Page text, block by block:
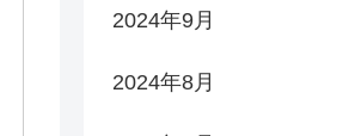
2024年9月
2024年8月